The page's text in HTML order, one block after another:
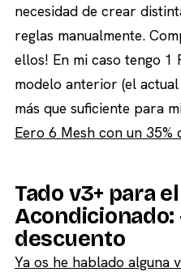
necesidad de crear
reglas manualmente.
ellos! En mi caso tengo
modelo anterior (el
más que suficiente para
Eero 6 Mesh con un 35%
Tado v3+ para
Acondicionado:
descuento
Ya os he hablado alguna